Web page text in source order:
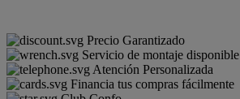
Precio Garantizado
Servicio de montaje disponible
Atención Personalizada
Financia tus compras fácilmente